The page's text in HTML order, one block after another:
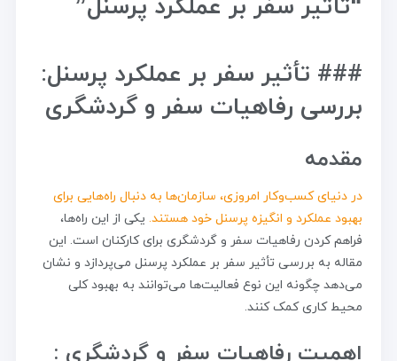
“تأثیر سفر بر عملکرد پرسنل”
### تأثیر سفر بر عملکرد پرسنل:
بررسی رفاهیات سفر و گردشگری
مقدمه
در دنیای کسب‌وکار امروزی، سازمان‌ها به دنبال راه‌هایی برای
بهبود عملکرد و انگیزه پرسنل خود هستند. یکی از این راه‌ها،
فراهم کردن رفاهیات سفر و گردشگری برای کارکنان است. این
مقاله به بررسی تأثیر سفر بر عملکرد پرسنل می‌پردازد و نشان
می‌دهد چگونه این نوع فعالیت‌ها می‌توانند به بهبود کلی
محیط کاری کمک کنند.
اهمیت رفاهیات سفر و گردشگری :